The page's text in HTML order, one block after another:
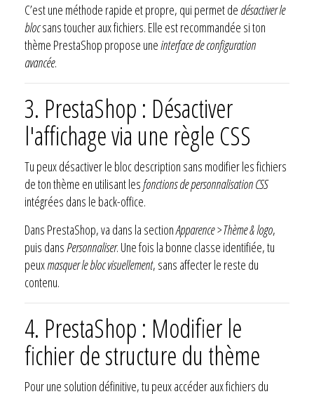
C’est une méthode rapide et propre, qui permet de désactiver le
blocsans toucher aux fichiers. Elle est recommandée si ton
thème PrestaShop propose uneinterface de configuration
avancée.
3. PrestaShop : Désactiver
l'affichage via une règle CSS
Tu peux désactiver le bloc description sans modifier les fichiers
de ton thème en utilisant lesfonctions de personnalisation CSS
intégrées dans le back-office.
Dans PrestaShop, va dans la sectionApparence > Thème & logo,
puis dansPersonnaliser. Une fois la bonne classe identifiée, tu
peuxmasquer le bloc visuellement, sans affecter le reste du
contenu.
4. PrestaShop : Modifier le
fichier de structure du thème
Pour une solution définitive, tu peux accéder aux fichiers du